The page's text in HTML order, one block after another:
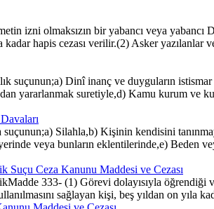
izni olmaksızın bir yabancı veya
hapis cezası verilir.(2) Asker
suçunun;a) Dinî inanç ve duyguların
yararlanmak suretiyle,d) Kamu kurum ve
Silahla,b) Kişinin kendisini
veya bunların eklentilerinde,e) Beden
Suçu Ceza Kanunu Maddesi ve Cezası
333- (1) Görevi dolayısıyla
sağlayan kişi, beş yıldan on yıla